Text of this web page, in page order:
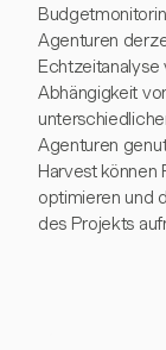
Agenturen
Echtzeitanalyse
Abhängigkeit
Agenturen
Harvest
optimieren und
des Projekts